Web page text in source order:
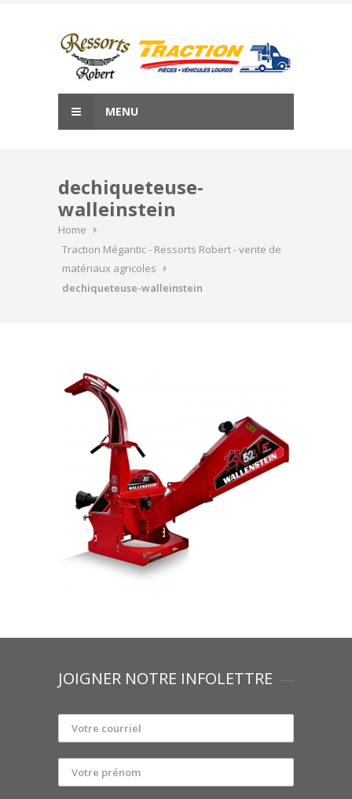
MENU
dechiqueteuse-
walleinstein
Home
Traction Mégantic - Ressorts Robert - vente de
matériaux agricoles
dechiqueteuse-walleinstein
JOIGNER NOTRE INFOLETTRE